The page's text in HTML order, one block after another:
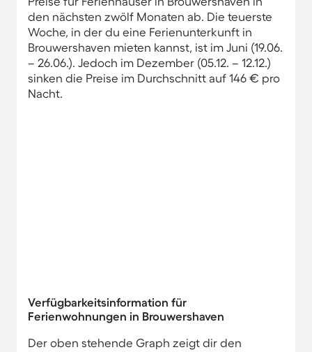
den nächsten zwölf Monaten ab. Die teuerste
Woche, in der du eine Ferienunterkunft in
Brouwershaven mieten kannst, ist im Juni (19.06.
– 26.06.). Jedoch im Dezember (05.12. – 12.12.)
sinken die Preise im Durchschnitt auf 146 € pro
Nacht.
Verfügbarkeitsinformation für
Ferienwohnungen in Brouwershaven
Der oben stehende Graph zeigt dir den